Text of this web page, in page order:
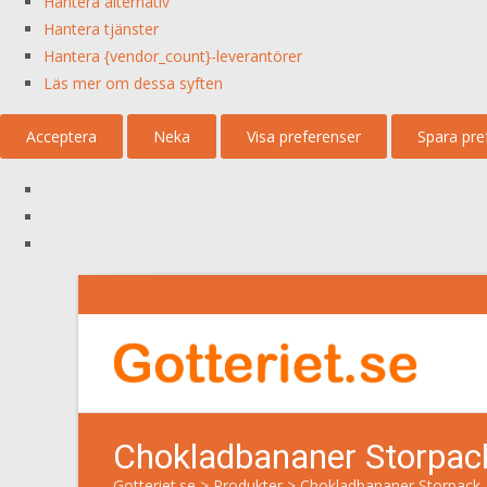
Hantera tjänster
Hantera {vendor_count}-leverantörer
Läs mer om dessa syften
Acceptera Neka Visa preferenser Spara
Chokladbananer